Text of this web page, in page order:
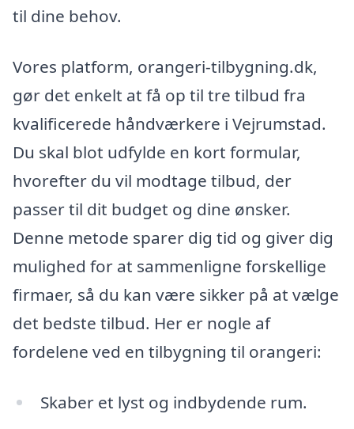
til dine behov.
Vores platform, orangeri-tilbygning.dk,
gør det enkelt at få op til tre tilbud fra
kvalificerede håndværkere i Vejrumstad.
Du skal blot udfylde en kort formular,
hvorefter du vil modtage tilbud, der
passer til dit budget og dine ønsker.
Denne metode sparer dig tid og giver dig
mulighed for at sammenligne forskellige
firmaer, så du kan være sikker på at vælge
det bedste tilbud. Her er nogle af
fordelene ved en tilbygning til orangeri:
Skaber et lyst og indbydende rum.